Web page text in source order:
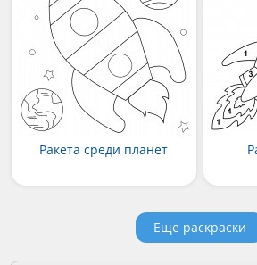
Ракета среди планет
Еще раскраски